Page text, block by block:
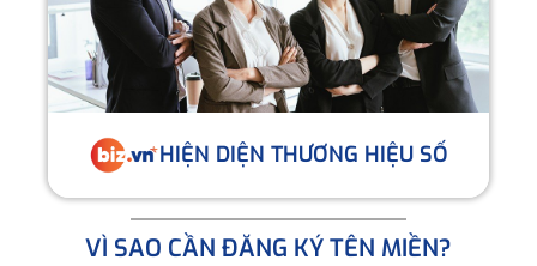
HIỆN DIỆN THƯƠNG HIỆU SỐ
VÌ SAO CẦN ĐĂNG KÝ TÊN MIỀN?